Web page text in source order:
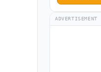
ADVERTISEMENT